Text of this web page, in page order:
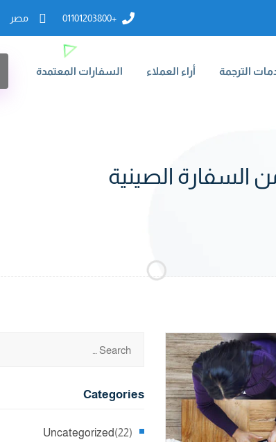
+01101203800 مصر
الترجمة أراء العملاء السفارات المعتمدة
السفارة الصينية
Categories
Uncategorized (22)